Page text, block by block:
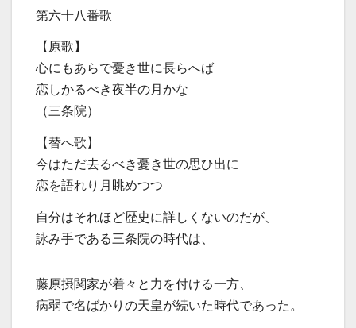
第六十八番歌
【原歌】
心にもあらで憂き世に長らへば
恋しかるべき夜半の月かな
（三条院）
【替へ歌】
今はただ去るべき憂き世の思ひ出に
恋を語れり月眺めつつ
自分はそれほど歴史に詳しくないのだが、
詠み手である三条院の時代は、
藤原摂関家が着々と力を付ける一方、
病弱で名ばかりの天皇が続いた時代であった。